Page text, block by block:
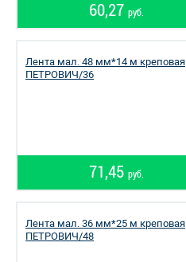
60,27 руб.
Лента мал. 48 мм*14 м креповая
ПЕТРОВИЧ/36
71,45 руб.
Лента мал. 36 мм*25 м креповая
ПЕТРОВИЧ/48